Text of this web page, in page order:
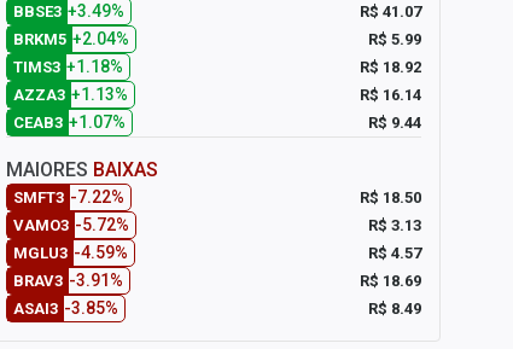
BBSE3 +3.49%
R$ 41.07
BRKM5 +2.04%
R$ 5.99
TIMS3 +1.18%
R$ 18.92
AZZA3 +1.13%
R$ 16.14
CEAB3 +1.07% R$ 9.44
MAIORES BAIXAS
SMFT3 -7.22%
R$ 18.50
VAMO3 -5.72%
R$ 3.13
MGLU3 -4.59%
R$ 4.57
BRAV3 -3.91%
R$ 18.69
ASAI3 -3.85% R$ 8.49